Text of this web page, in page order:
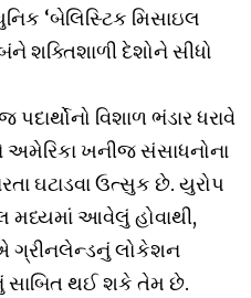
‘બેલિસ્ટિક મિસાઇલ
શક્તિશાળી દેશોને સીધો
વિશાળ ભંડાર ધરાવે
ખનીજ સંસાધનોના
ઘટાડવા ઉત્સુક છે. યુરોપ
મધ્યમાં આવેલું હોવાથી,
ગ્રીનલેન્ડનું લોકેશન
સાબિત થઈ શકે તેમ છે.